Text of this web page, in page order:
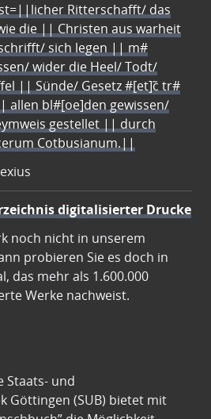
Ritterschafft/ das
die || Christen aus warheit
sich legen || m#
wider die Heel/ Todt/
|| Sünde/ Gesetz #[et]c̃ tr#
allen bl#[oe]den gewissen/
gestellet || durch
Cotbusianum.||
digitalisierter Drucke
noch nicht in unserem
probieren Sie es doch in
das mehr als 1.600.000
Werke nachweist.
Staats- und
Göttingen (SUB) bietet mit